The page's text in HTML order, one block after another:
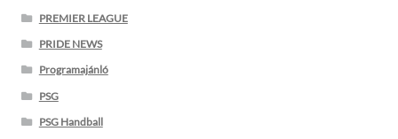
PREMIER LEAGUE
PRIDE NEWS
Programajánló
PSG
PSG Handball